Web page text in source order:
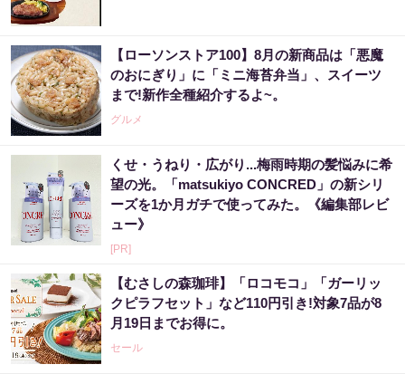
【ローソンストア100】8月の新商品は「悪魔
のおにぎり」に「ミニ海苔弁当」、スイーツ
まで!新作全種紹介するよ~。
グルメ
くせ・うねり・広がり...梅雨時期の髪悩みに希
望の光。「matsukiyo CONCRED」の新シリ
ーズを1か月ガチで使ってみた。《編集部レビ
ュー》
[PR]
【むさしの森珈琲】「ロコモコ」「ガーリッ
クピラフセット」など110円引き!対象7品が8
月19日までお得に。
セール